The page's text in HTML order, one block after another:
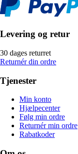
Levering og retur
30 dages returret
Returnér din ordre
Tjenester
Min konto
Hjælpecenter
Følg min ordre
Returnér min ordre
Rabatkoder